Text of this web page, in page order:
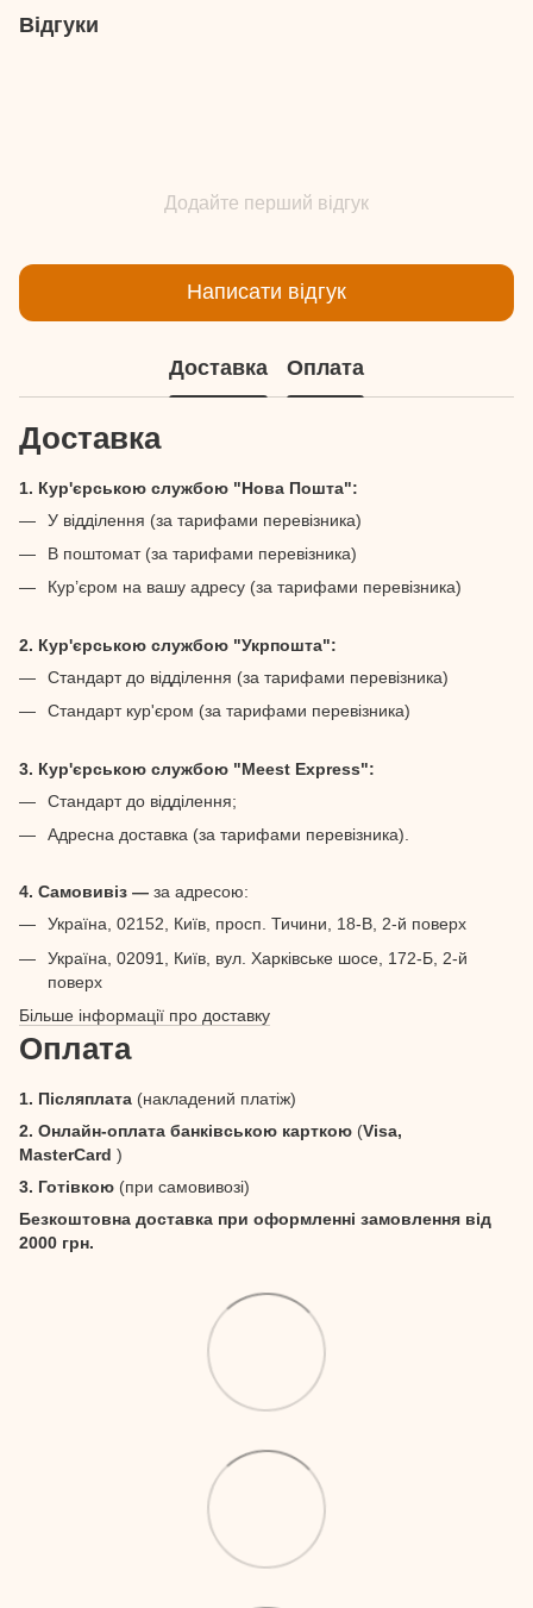
Відгуки
Додайте перший відгук
Написати відгук
Доставка Оплата
Доставка
1. Кур'єрською службою "Нова Пошта":
У відділення (за тарифами перевізника)
В поштомат (за тарифами перевізника)
Кур’єром на вашу адресу (за тарифами перевізника)
2. Кур'єрською службою "Укрпошта":
Стандарт до відділення (за тарифами перевізника)
Стандарт кур'єром (за тарифами перевізника)
3. Кур'єрською службою "Meest Express":
Стандарт до відділення;
Адресна доставка (за тарифами перевізника).
4. Самовивіз — за адресою:
Україна, 02152, Київ, просп. Тичини, 18-В, 2-й поверх
Україна, 02091, Київ, вул. Харківське шосе, 172-Б, 2-й
поверх
Більше інформації про доставку
Оплата
1. Післяплата (накладений платіж)
2. Онлайн-оплата банківською карткою (Visa,
MasterCard )
3. Готівкою (при самовивозі)
Безкоштовна доставка при оформленні замовлення від
2000 грн.